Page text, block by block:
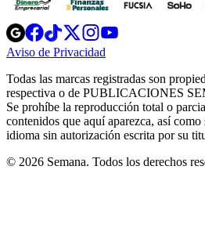
Opens
in
new
Opens
in
new
Opens
in
new
window
Opens
new
windowwindow
Aviso de Privacidad
new
window
Todas las marcas registradas son
respectiva o de PUBLICACIONES
Se prohíbe la reproducción total o
contenidos que aquí aparezca, así
idioma sin autorización escrita por su
© 2026 Semana. Todos los derechos